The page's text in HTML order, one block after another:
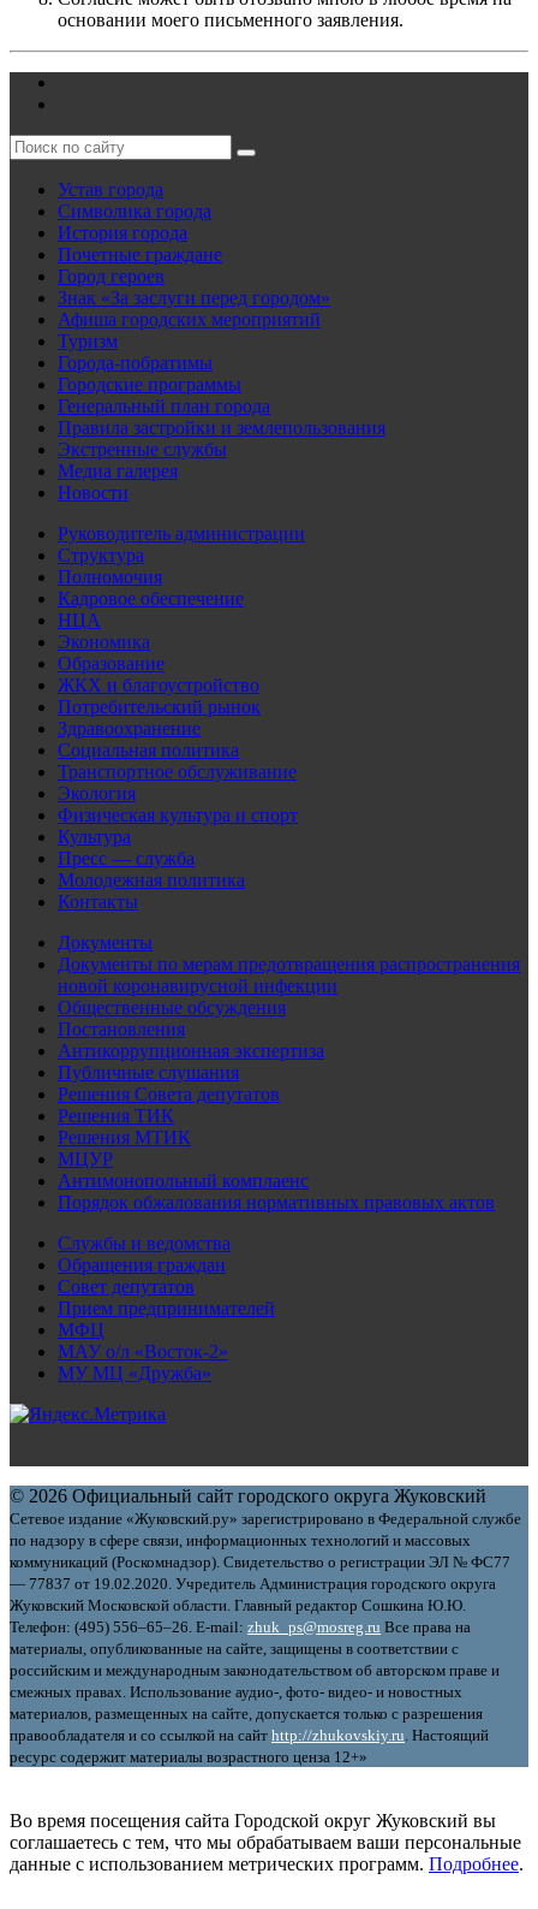
основании моего письменного заявления.
Устав города
Символика города
История города
Почетные граждане
Город героев
Знак «За заслуги перед городом»
Афиша городских мероприятий
Туризм
Города-побратимы
Городские программы
Генеральный план города
Правила застройки и землепользования
Экстренные службы
Медиа галерея
Новости
Руководитель администрации
Структура
Полномочия
Кадровое обеспечение
НЦА
Экономика
Образование
ЖКХ и благоустройство
Потребительский рынок
Здравоохранение
Социальная политика
Транспортное обслуживание
Экология
Физическая культура и спорт
Культура
Пресс — служба
Молодежная политика
Контакты
Документы
Документы по мерам предотвращения распространения
новой коронавирусной инфекции
Общественные обсуждения
Постановления
Антикоррупционная экспертиза
Публичные слушания
Решения Совета депутатов
Решения ТИК
Решения МТИК
МЦУР
Антимонопольный комплаенс
Порядок обжалования нормативных правовых актов
Службы и ведомства
Обращения граждан
Совет депутатов
Прием предпринимателей
МФЦ
МАУ о/л «Восток-2»
МУ МЦ «Дружба»
© 2026 Официальный сайт городского округа Жуковский
Сетевое издание «Жуковский.ру» зарегистрировано в Федеральной службе
по надзору в сфере связи, информационных технологий и массовых
коммуникаций (Роскомнадзор). Свидетельство о регистрации ЭЛ № ФС77
— 77837 от 19.02.2020. Учредитель Администрация городского округа
Жуковский Московской области. Главный редактор Сошкина Ю.Ю.
Телефон: (495) 556–65–26. E‑mail: zhuk_ps@mosreg.ru Все права на
материалы, опубликованные на сайте, защищены в соответствии с
российским и международным законодательством об авторском праве и
смежных правах. Использование аудио-, фото- видео- и новостных
материалов, размещенных на сайте, допускается только с разрешения
правообладателя и со ссылкой на сайт http://zhukovskiy.ru . Настоящий
ресурс содержит материалы возрастного ценза 12+»
Во время посещения сайта Городской округ Жуковский вы
соглашаетесь с тем, что мы обрабатываем ваши персональные
данные с использованием метрических программ. Подробнее.